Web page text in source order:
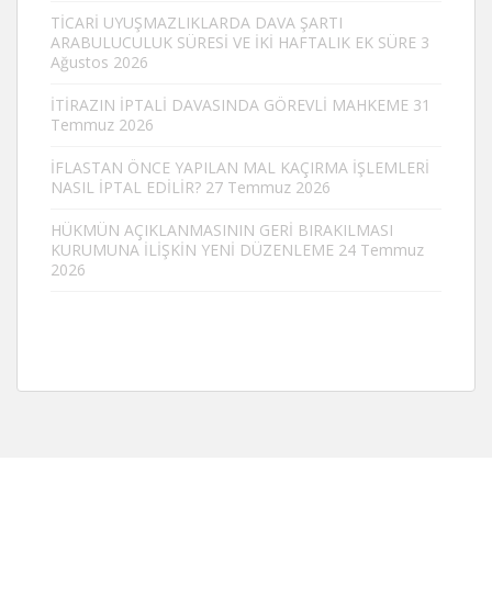
TİCARİ UYUŞMAZLIKLARDA DAVA ŞARTI
ARABULUCULUK SÜRESİ VE İKİ HAFTALIK EK SÜRE 3
Ağustos 2026
İTİRAZIN İPTALİ DAVASINDA GÖREVLİ MAHKEME 31
Temmuz 2026
İFLASTAN ÖNCE YAPILAN MAL KAÇIRMA İŞLEMLERİ
NASIL İPTAL EDİLİR? 27 Temmuz 2026
HÜKMÜN AÇIKLANMASININ GERİ BIRAKILMASI
KURUMUNA İLİŞKİN YENİ DÜZENLEME 24 Temmuz
2026